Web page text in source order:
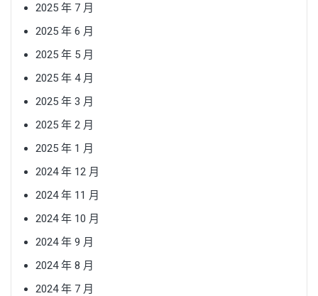
2025 年 7 月
2025 年 6 月
2025 年 5 月
2025 年 4 月
2025 年 3 月
2025 年 2 月
2025 年 1 月
2024 年 12 月
2024 年 11 月
2024 年 10 月
2024 年 9 月
2024 年 8 月
2024 年 7 月